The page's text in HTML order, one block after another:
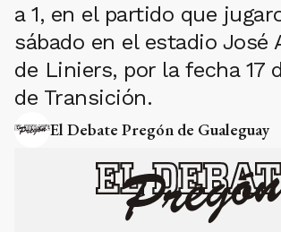
a 1, en el partido que
sábado en el estadio José
de Liniers, por la fecha 17
de Transición.
El Debate Pregón de Gualeguay